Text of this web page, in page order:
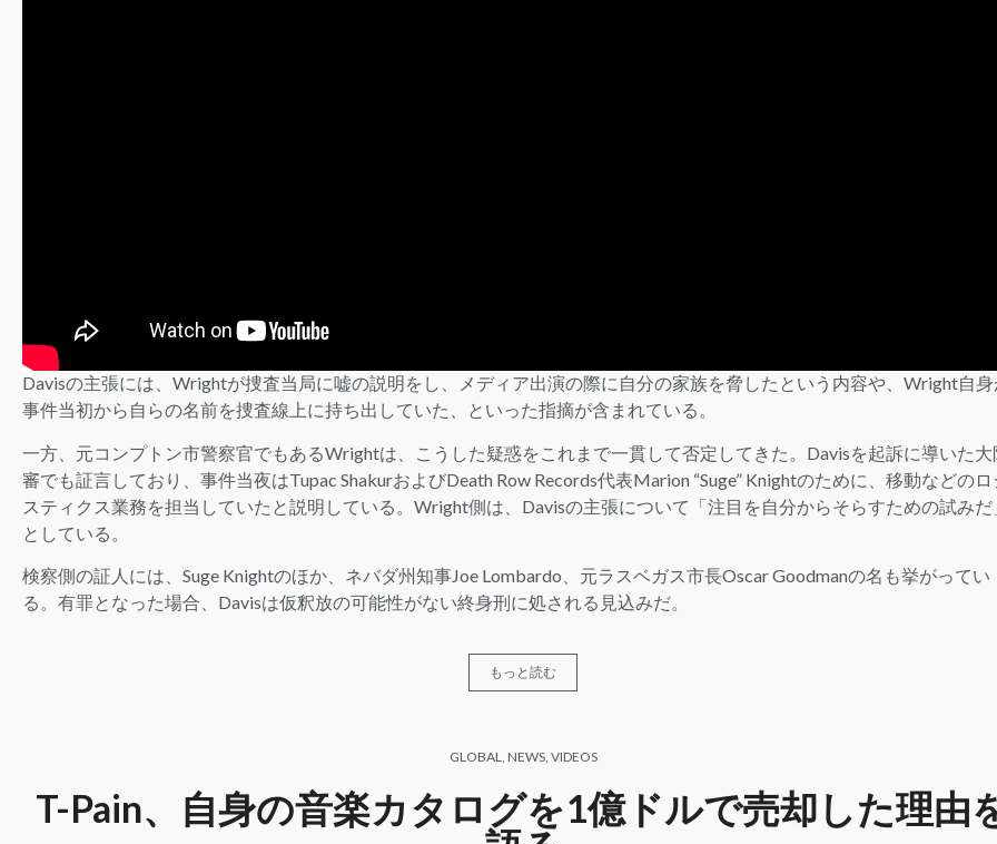
Davisの主張には、Wrightが捜査当局に嘘の説明をし、メディア出演の際に自分の家族を脅したという内容や、Wright自
事件当初から自らの名前を捜査線上に持ち出していた、といった指摘が含まれている。
一方、元コンプトン市警察官でもあるWrightは、こうした疑惑をこれまで一貫して否定してきた。Davisを起訴に導いた大
審でも証言しており、事件当夜はTupac ShakurおよびDeath Row Records代表Marion “Suge” Knightのために、移動などのロ
スティクス業務を担当していたと説明している。Wright側は、Davisの主張について「注目を自分からそらすための試みだ
としている。
検察側の証人には、Suge Knightのほか、ネバダ州知事Joe Lombardo、元ラスベガス市長Oscar Goodmanの名も挙がってい
る。有罪となった場合、Davisは仮釈放の可能性がない終身刑に処される見込みだ。
もっと読む
GLOBAL, NEWS, VIDEOS
T-Pain、自身の音楽カタログを1億ドルで売却した理由